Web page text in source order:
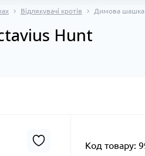
Відлякувачі кротів Димова шашка
​​Hunt
Код товару: